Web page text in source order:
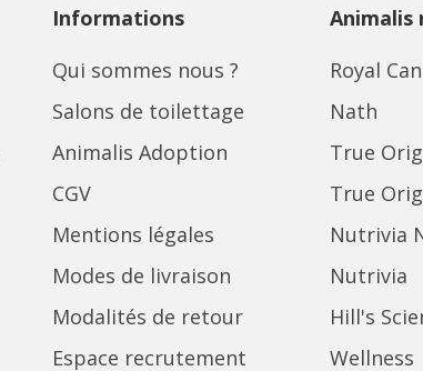
Informations
Qui sommes nous ?
Salons de toilettage
Animalis Adoption
CGV
Mentions légales
Modes de livraison
Modalités de retour
Espace recrutement
Animalis
Royal
Nath
True
True
Nutrivia
Nutrivia
Hill's
Wellness